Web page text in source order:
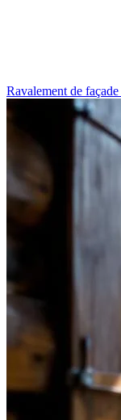
Ravalement de façade